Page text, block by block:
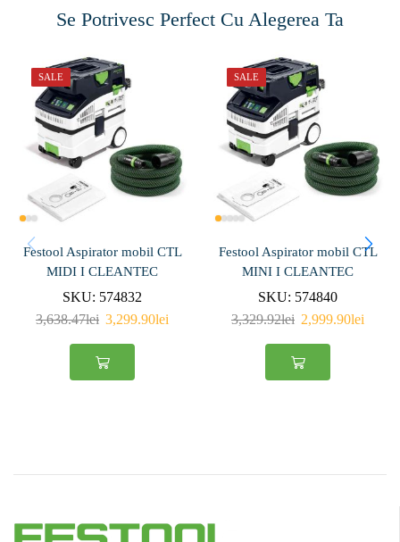
Se Potrivesc Perfect Cu Alegerea Ta
SALE
Festool Aspirator mobil CTL
MIDI I CLEANTEC
SKU: 574832
3,638.47lei 3,299.90lei
SALE
Festool Aspirator mobil CTL
MINI I CLEANTEC
SKU: 574840
3,329.92lei 2,999.90lei